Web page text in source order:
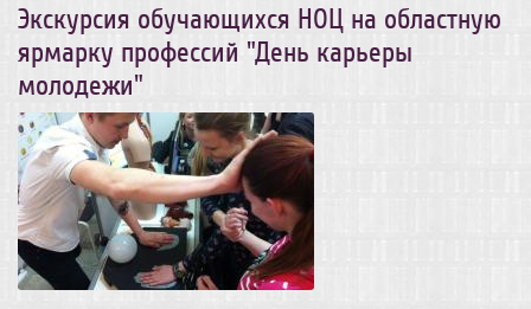
Экскурсия обучающихся НОЦ на областную
ярмарку профессий "День карьеры
молодежи"